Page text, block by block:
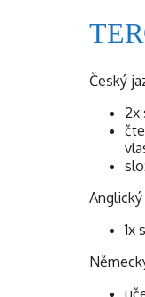
Český
2x
Anglický
1x